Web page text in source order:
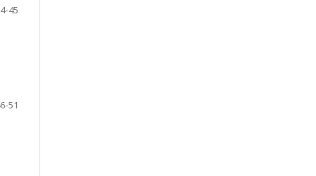
45
51